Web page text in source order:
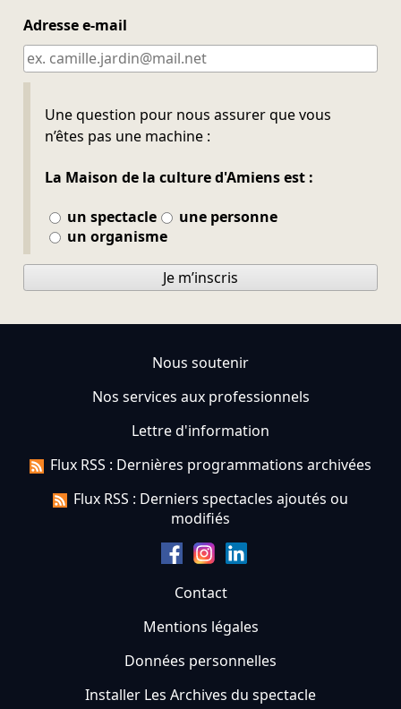
Adresse e-mail
Une question pour nous assurer que vous
n’êtes pas une machine :
La Maison de la culture d'Amiens est :
un spectacle
une personne
un organisme
Ne pas remplir
Je m’inscris
Nous soutenir
Nos services aux professionnels
Lettre d'information
Flux RSS : Dernières programmations archivées
Flux RSS : Derniers spectacles ajoutés ou
modifiés
Contact
Mentions légales
Données personnelles
Installer Les Archives du spectacle